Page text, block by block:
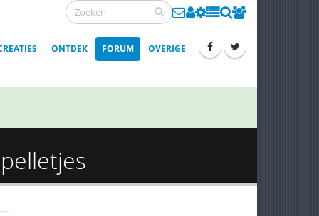
ONTDEK FORUM OVERIGE